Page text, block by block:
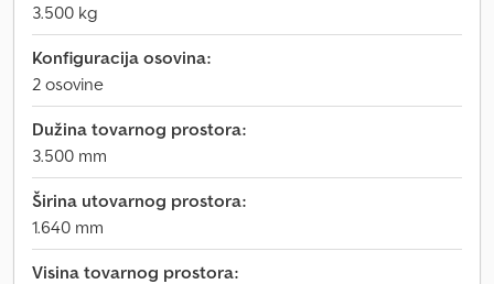
3.500 kg
Konfiguracija osovina:
2 osovine
Dužina tovarnog prostora:
3.500 mm
Širina utovarnog prostora:
1.640 mm
Visina tovarnog prostora: